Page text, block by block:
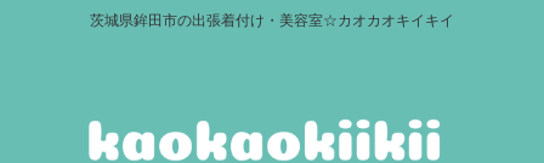
茨城県鉾田市の出張着付け・美容室☆カオカオキイキイ